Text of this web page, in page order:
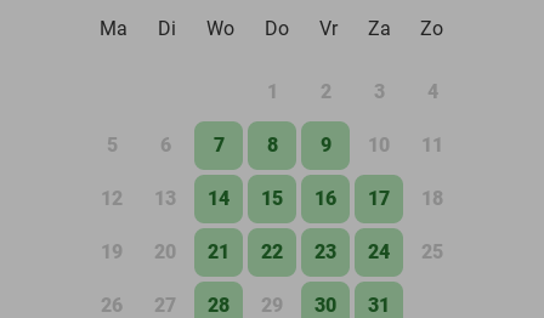
Ma
Di Wo Do Vr Za Zo
1 2 3 4
5 6 7 8 9 10 11
12 13 14 15 16 17 18
19 20 21 22 23 24 25
26 27 28 29 30 31